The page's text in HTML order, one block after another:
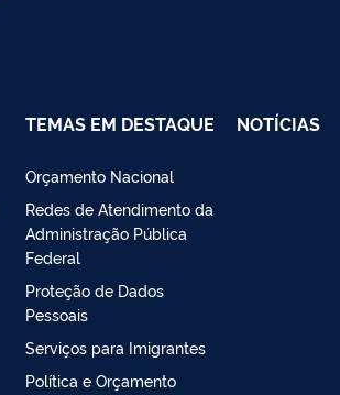
TEMAS EM DESTAQUE
Orçamento Nacional
Redes de Atendimento da
Administração Pública
Federal
Proteção de Dados
Pessoais
Serviços para Imigrantes
Política e Orçamento
NOTÍCIAS